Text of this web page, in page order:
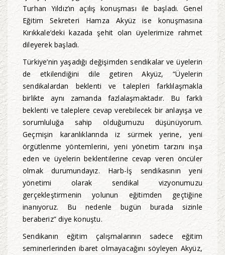
Turhan Yıldız’ın açılış konuşması ile başladı. Genel
Eğitim Sekreteri Hamza Akyüz ise konuşmasına
Kırıkkale’deki kazada şehit olan üyelerimize rahmet
dileyerek başladı.
Türkiye’nin yaşadığı değişimden sendikalar ve üyelerin
de etkilendiğini dile getiren Akyüz, “Üyelerin
sendikalardan beklenti ve talepleri farklılaşmakla
birlikte aynı zamanda fazlalaşmaktadır. Bu farklı
beklenti ve taleplere cevap verebilecek bir anlayışa ve
sorumluluğa sahip olduğumuzu düşünüyorum.
Geçmişin karanlıklarında iz sürmek yerine, yeni
örgütlenme yöntemlerini, yeni yönetim tarzını inşa
eden ve üyelerin beklentilerine cevap veren öncüler
olmak durumundayız. Harb-İş sendikasının yeni
yönetimi olarak sendikal vizyonumuzu
gerçekleştirmenin yolunun eğitimden geçtiğine
inanıyoruz. Bu nedenle bugün burada sizinle
beraberiz” diye konuştu.
Sendikanın eğitim çalışmalarının sadece eğitim
seminerlerinden ibaret olmayacağını söyleyen Akyüz,